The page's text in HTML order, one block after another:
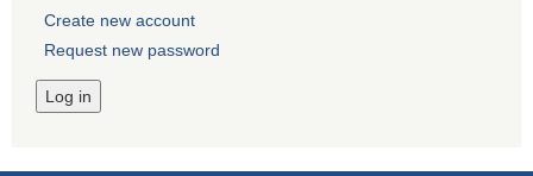
Create new account
Request new password